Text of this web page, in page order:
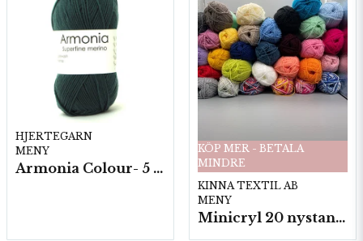
HJERTEGARN
MENY
Armonia Colour- 5 härv/fp. a100 g.
KÖP MER - BETALA
MINDRE
KINNA TEXTIL AB
MENY
Minicryl 20 nystan a25g./fp.